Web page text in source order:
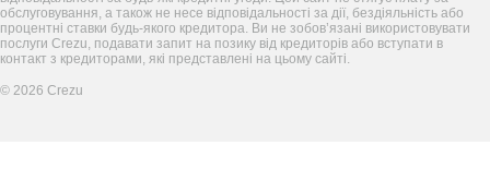
обслуговування, а також не несе відповідальності за дії, бездіяльність або
процентні ставки будь-якого кредитора. Ви не зобов’язані використовувати
послуги Crezu, подавати запит на позику від кредиторів або вступати в
контакт з кредиторами, які представлені на цьому сайті.
© 2026 Crezu